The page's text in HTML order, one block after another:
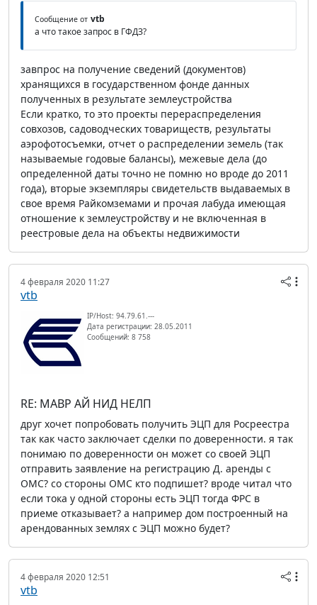
Сообщение от vtb
а что такое запрос в ГФДЗ?
завпрос на получение сведений (документов)
хранящихся в государственном фонде данных
полученных в результате землеустройства
Если кратко, то это проекты перераспределения
совхозов, садоводческих товариществ, результаты
аэрофотосъемки, отчет о распределении земель (так
называемые годовые балансы), межевые дела (до
определенной даты точно не помню но вроде до 2011
года), вторые экземпляры свидетельств выдаваемых в
свое время Райкомземами и прочая лабуда имеющая
отношение к землеустройству и не включенная в
реестровые дела на объекты недвижимости
4 февраля 2020 11:27
vtb
IP/Host: 94.79.61.---
Дата регистрации: 28.05.2011
Сообщений: 8 758
RE: МАВР АЙ НИД НЕЛП
друг хочет попробовать получить ЭЦП для Росреестра
так как часто заключает сделки по доверенности. я так
понимаю по доверенности он может со своей ЭЦП
отправить заявление на регистрацию Д. аренды с
ОМС? со стороны ОМС кто подпишет? вроде читал что
если тока у одной стороны есть ЭЦП тогда ФРС в
приеме отказывает? а например дом построенный на
арендованных землях с ЭЦП можно будет?
4 февраля 2020 12:51
vtb